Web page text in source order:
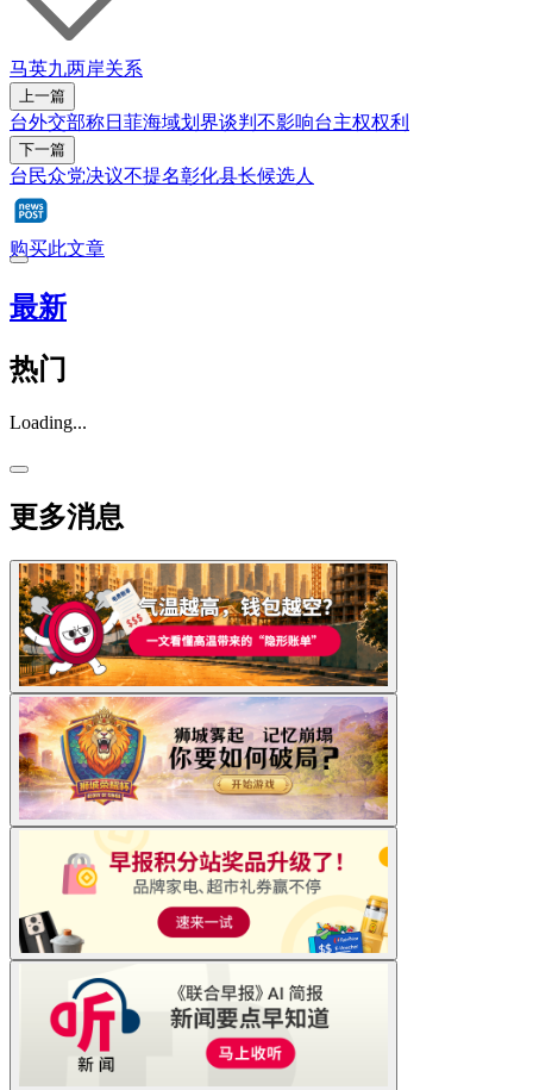
马英九两岸关系
上一篇
台外交部称日菲海域划界谈判不影响台主权权利
下一篇
台民众党决议不提名彰化县长候选人
购买此文章
最新
热门
Loading...
更多消息